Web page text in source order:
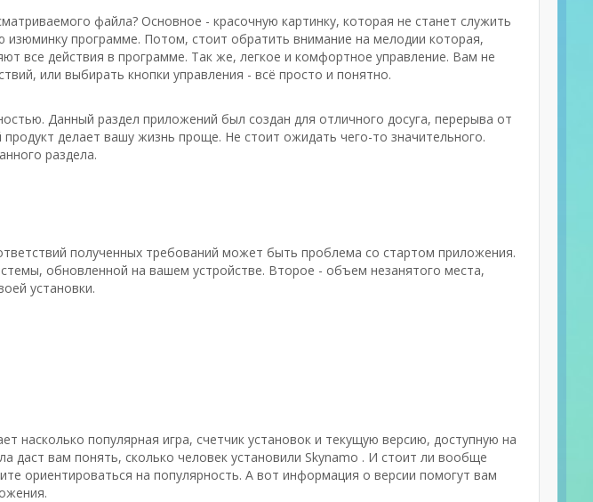
файла? Основное - красочную картинку, которая не станет служить
изюминку программе. Потом, стоит обратить внимание на мелодии которая,
все действия в программе. Так же, легкое и комфортное управление. Вам не
или выбирать кнопки управления - всё просто и понятно.
Данный раздел приложений был создан для отличного досуга, перерыва от
делает вашу жизнь проще. Не стоит ожидать чего-то значительного.
раздела.
полученных требований может быть проблема со стартом приложения.
обновленной на вашем устройстве. Второе - объем незанятого места,
установки.
насколько популярная игра, счетчик установок и текущую версию, доступную на
даст вам понять, сколько человек установили Skynamo . И стоит ли вообще
ориентироваться на популярность. А вот информация о версии помогут вам